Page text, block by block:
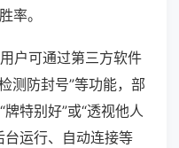
率。
户可通过第三方软件
测防封号”等功能，部
特别好”或“透视他人
台运行、自动连接等